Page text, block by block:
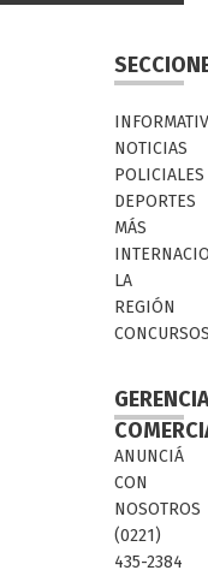
NOTICIAS
POLICIALES
DEPORTES
MÁS
LA
REGIÓN
ANUNCIÁ
CON
NOSOTROS
(0221)
435-2384